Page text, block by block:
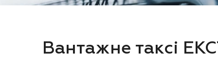
Вантажне таксі